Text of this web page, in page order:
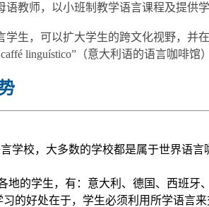
教师，以小班制教学语言课程及提供
生，可以扩大学生的跨文化视野，并
linguístico”（意大利语的语言咖啡
学校，大多数的学校都是属于世界语
各地的学生，有：意大利、德国、西
的好处在于，学生必须利用所学语言